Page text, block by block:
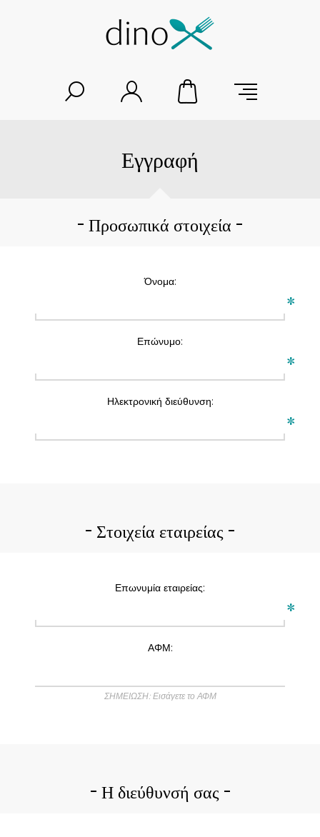
Εγγραφή
Προσωπικά στοιχεία
Όνομα:
*
Επώνυμο:
*
Ηλεκτρονική διεύθυνση:
*
Στοιχεία εταιρείας
Επωνυμία εταιρείας:
*
ΑΦΜ:
ΣΗΜΕΙΩΣΗ: Εισάγετε το ΑΦΜ
Η διεύθυνσή σας